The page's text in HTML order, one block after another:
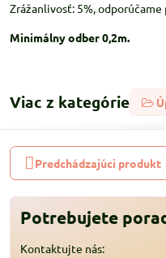
Zrážanlivosť: 5%,
Minimálny odber 0,2m.
Viac z kategórie
Predchádzajúci produkt
Potrebujete
Kontaktujte nás: